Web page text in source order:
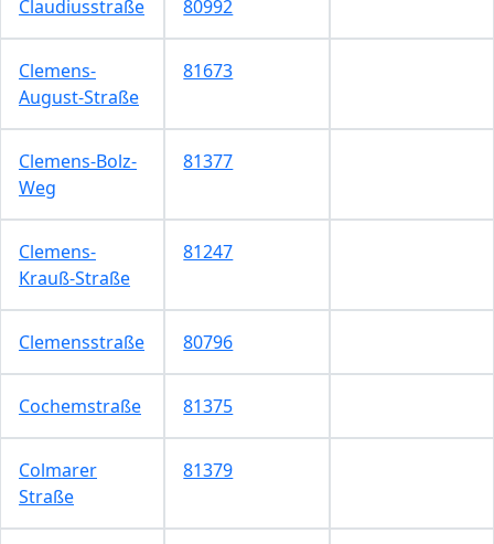
Claudiusstraße 80992
Clemens-
August-Straße
81673
Clemens-Bolz-
Weg
81377
Clemens-
Krauß-Straße
81247
Clemensstraße 80796
Cochemstraße 81375
Colmarer
Straße
81379